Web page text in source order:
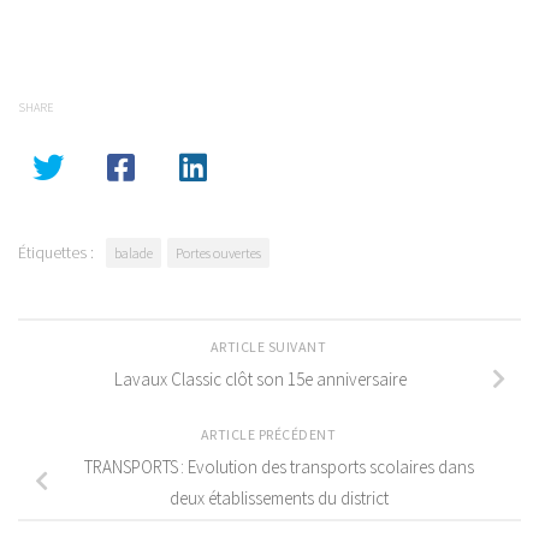
SHARE
Étiquettes : balade Portes ouvertes
ARTICLE SUIVANT
Lavaux Classic clôt son 15e anniversaire
ARTICLE PRÉCÉDENT
TRANSPORTS : Evolution des transports scolaires dans
deux établissements du district